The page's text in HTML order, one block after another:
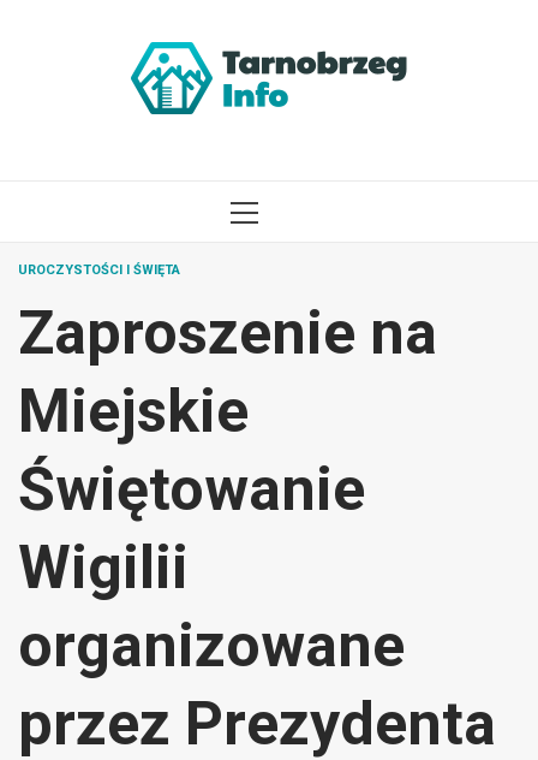
MENU
UROCZYSTOŚCI I ŚWIĘTA
Zaproszenie na
Miejskie
Świętowanie
Wigilii
organizowane
przez Prezydenta